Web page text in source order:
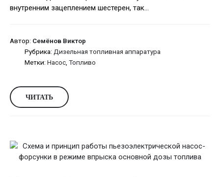
внутренним зацеплением шестерен, так...
Автор: Семёнов Виктор
Рубрика: Дизельная топливная аппаратура
Метки: Насос Топливо
ЧИТАТЬ